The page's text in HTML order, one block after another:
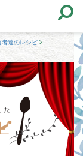
者達のレシピ